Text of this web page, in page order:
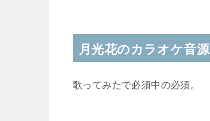
月光花のカラオケ音源
歌ってみたで必須中の必須。